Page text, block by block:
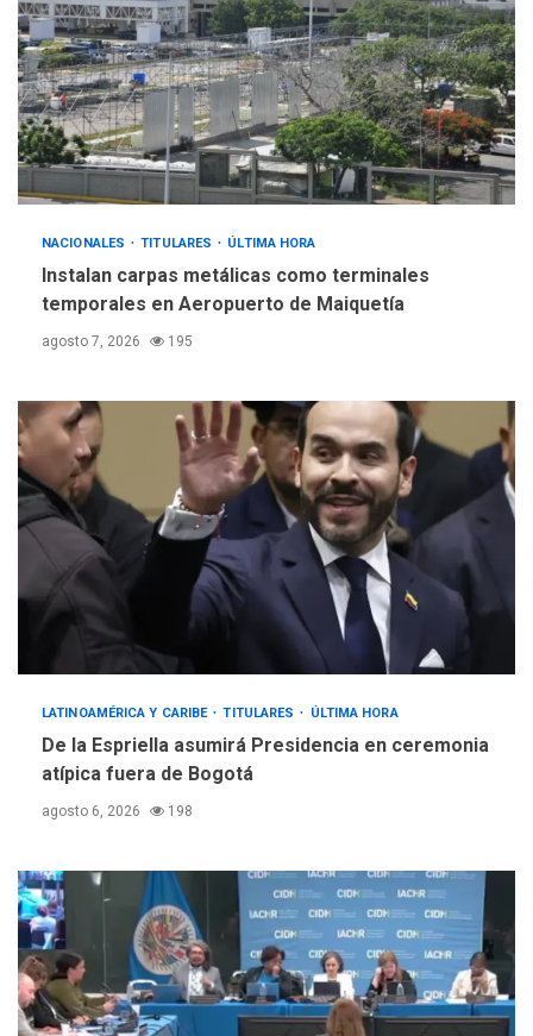
4
nueva mesa de diálogo
INTERNACIONALES ÚLTIMA HORA
Hiroshima 81 años de la
debacle atómica. Japón
debate principios no
nucleares
NACIONALES TITULARES ÚLTIMA HORA
Instalan carpas metálicas como terminales
temporales en Aeropuerto de Maiquetía
agosto 7, 2026 195
LATINOAMÉRICA Y CARIBE TITULARES ÚLTIMA HORA
De la Espriella asumirá Presidencia en ceremonia
atípica fuera de Bogotá
agosto 6, 2026 198